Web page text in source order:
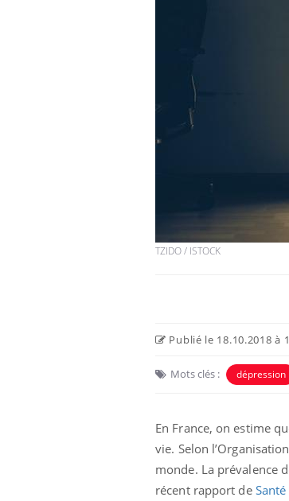
TZIDO / ISTOCK
Publié le 18.10.2018 à
Mots clés : dépression
En France, on estime
vie. Selon
monde. La prévalence
récent rapport de